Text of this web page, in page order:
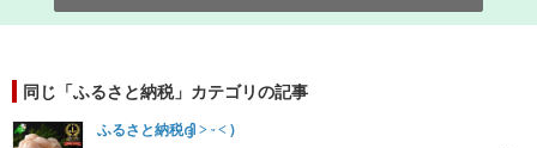
同じ「ふるさと納税」カテゴリの記事
ふるさと納税ദ്ദി ˃ ᵕ ˂ )